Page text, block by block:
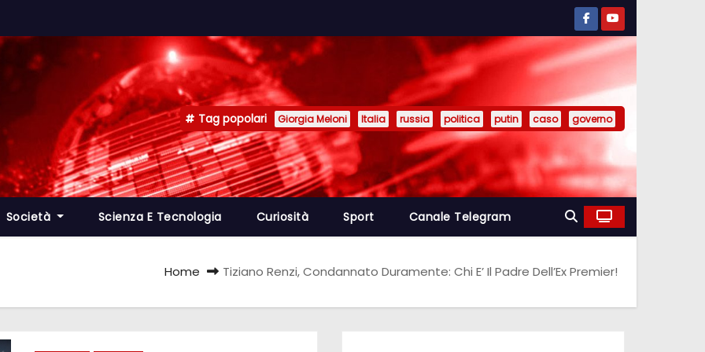
Tag popolari Giorgia Meloni Italia russia politica putin caso governo
Società Scienza E Tecnologia Curiosità Sport Canale Telegram
Home Tiziano Renzi, Condannato Duramente: Chi E’ Il Padre Dell’Ex Premier!